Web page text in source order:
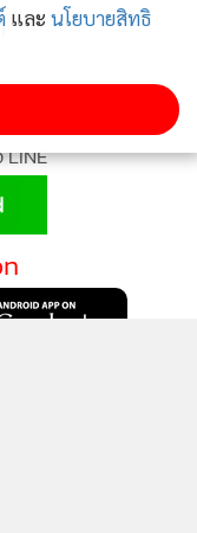
และ นโยบายสิทธิ